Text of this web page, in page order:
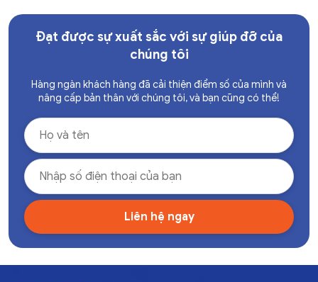
Đạt được sự xuất sắc với sự giúp đỡ của
chúng tôi
Hàng ngàn khách hàng đã cải thiện điểm số của mình và
nâng cấp bản thân với chúng tôi, và bạn cũng có thể!